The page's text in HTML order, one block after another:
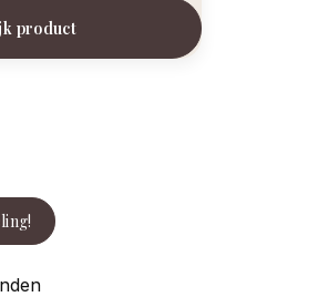
product